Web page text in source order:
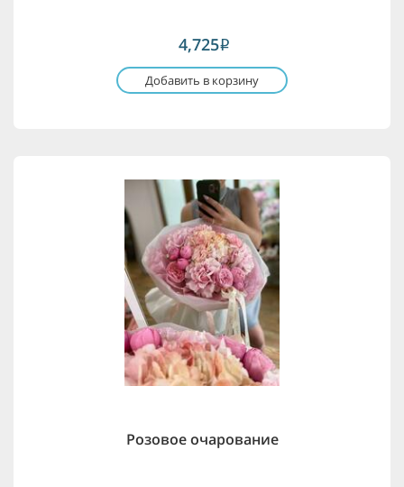
4,725i
Добавить в корзину
Розовое очарование